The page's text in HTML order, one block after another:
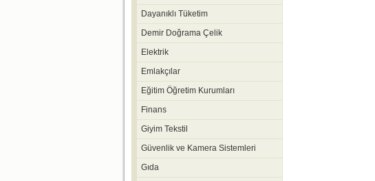
Dayanıklı Tüketim
Demir Doğrama Çelik
Elektrik
Emlakçılar
Eğitim Öğretim Kurumları
Finans
Giyim Tekstil
Güvenlik ve Kamera Sistemleri
Gıda